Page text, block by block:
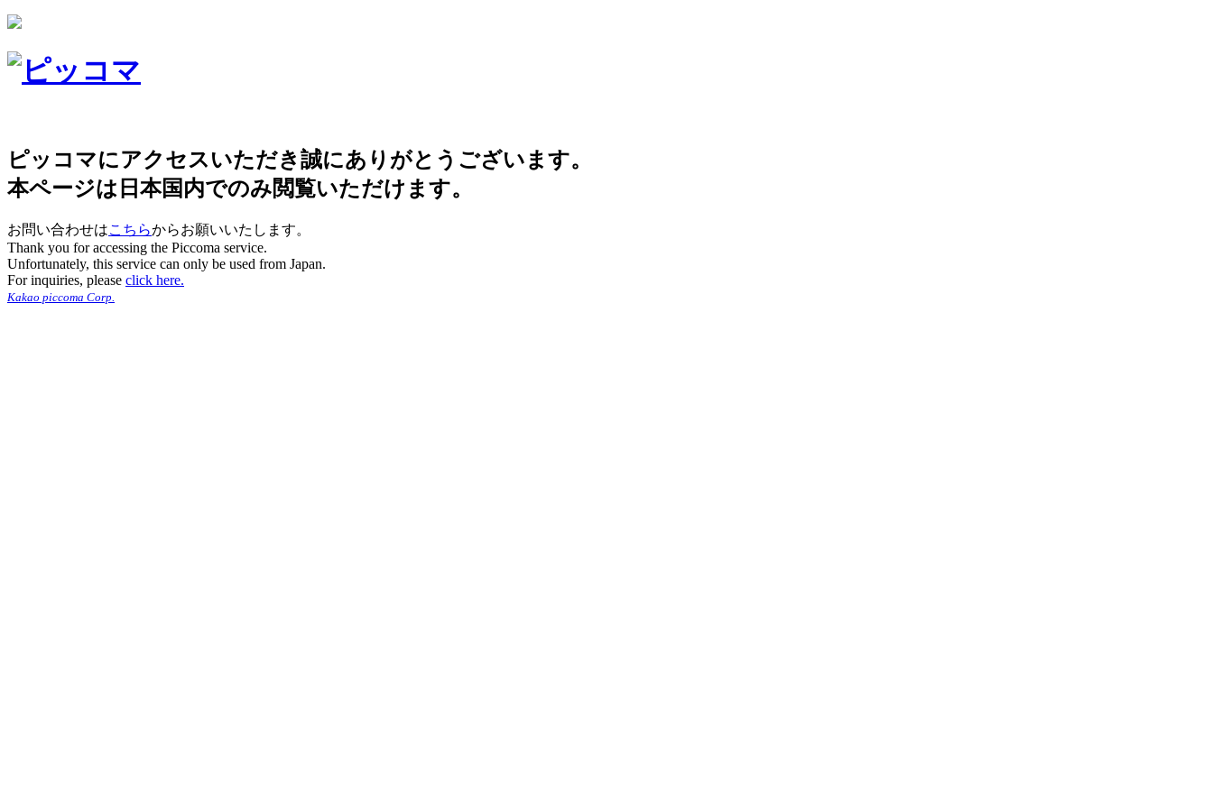
ピッコマにアクセスいただき誠にありがとうございます。
本ページは日本国内でのみ閲覧いただけます。
お問い合わせはこちらからお願いいたします。
Thank you for accessing the Piccoma service.
Unfortunately, this service can only be used from Japan.
For inquiries, please click here.
Kakao piccoma Corp.